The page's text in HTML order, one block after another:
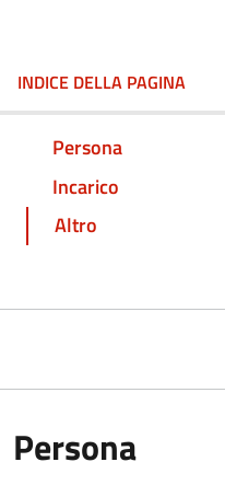
INDICE DELLA PAGINA
Persona
Incarico
Altro
Persona